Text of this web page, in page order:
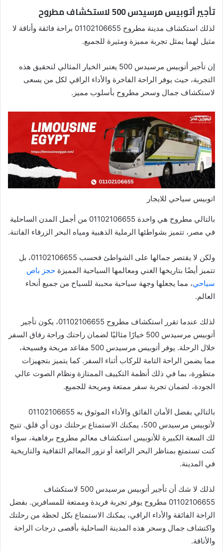
تأجير أتوبيس مرسيدس 500 لاستكشاف مطروح
لذلك استكشاف مدينة مطروح 01102106655 براحة فائقة وأناقة لا
مثيل لهما يمثل تجربة مميزة ومثيرة للجميع.
إن تأجير أتوبيس مرسيدس 500 يعتبر الخيار المثالي لتحقيق هذه
التجربة، حيث يوفر الراحة الفاخرة والأداء الراقي لكل من يسعى
لاستكشاف جمال وسحر مطروح بأسلوب مميز.
اتوبيس سياحي للايجار
بالتالي مطروح هي واحدة 01102106655 من أجمل المدن الساحلية
في مصر، تتميز بشواطئها الرملية الذهبية ومياه البحر الزرقاء الفاتنة.
ولكن لا يقتصر جمالها على الشواطئ فحسب 01102106655، بل
تتميز أيضًا بتاريخها الغني ومعالمها السياحية المميزة حجز باص
سياحي، مما يجعلها وجهة سياحية محببة للسياح من جميع أنحاء
العالم.
لذلك عندما تقرر استكشاف مطروح 01102106655، يكون تأجير
أتوبيس مرسيدس 500 خيارًا مثاليًا لضمان راحتك وراحة رفاق السفر
خلال الرحلة. يوفر أتوبيس مرسيدس 500 مقاعد مريحة وفسيحة،
مما يضمن الراحة التامة للركاب أثناء السفر. كما يتميز بتجهيزات
متطورة، بما في ذلك أنظمة التكييف الممتازة ونظام الصوت عالي
الجودة، لضمان تجربة سفر ممتعة ومريحة للجميع.
بالتالي بفضل الأمان الفائق والأداء الموثوق به 01102106655
لأتوبيس مرسيدس 500، يمكنك الاستمتاع برحلتك دون أي قلق. تتيح
لك السعة الكبيرة للأتوبيس استكشاف معالم مطروح برفاهية، سواء
كنت تستمتع بمناظر البحر الرائعة أو تزور المعالم الثقافية والتاريخية
في المدينة.
لذلك لا شك أن تأجير أتوبيس مرسيدس 500 لاستكشاف
01102106655 مطروح يوفر تجربة فريدة وممتعة للمسافرين. بفضل
الراحة الفائقة والأداء الراقي، يمكنك الاستمتاع بكل لحظة من رحلتك
واكتشاف جمال وسحر هذه المدينة الساحلية بأقصى درجات الراحة
والأناقة.